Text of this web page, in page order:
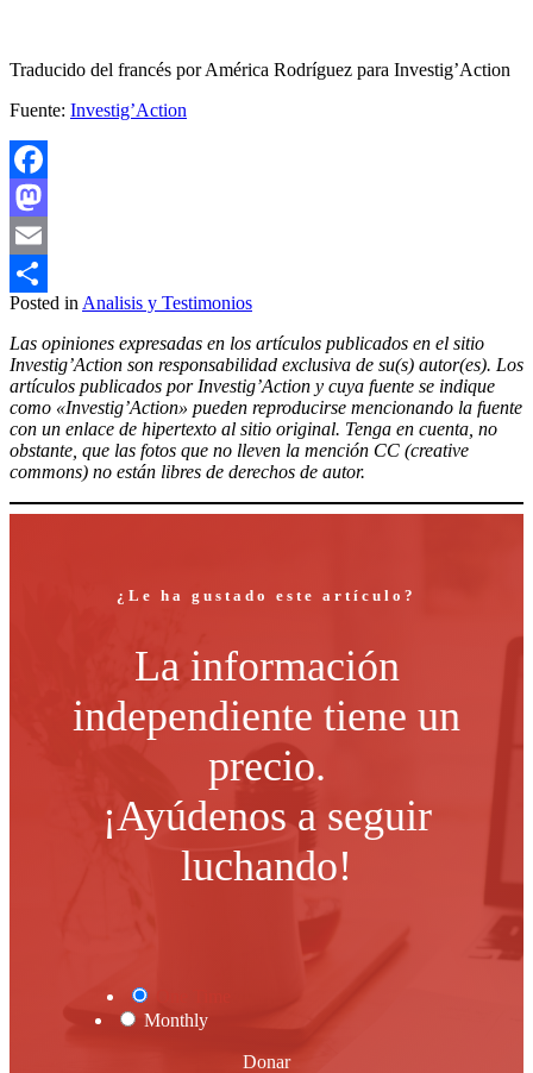
Traducido del francés por América Rodríguez para Investig’Action
Fuente: Investig’Action
Facebook
Mastodon
Email
Compartir
Posted in Analisis y Testimonios
Las opiniones expresadas en los artículos publicados en el sitio
Investig’Action son responsabilidad exclusiva de su(s) autor(es). Los
artículos publicados por Investig’Action y cuya fuente se indique
como «Investig’Action» pueden reproducirse mencionando la fuente
con un enlace de hipertexto al sitio original. Tenga en cuenta, no
obstante, que las fotos que no lleven la mención CC (creative
commons) no están libres de derechos de autor.
¿Le ha gustado este artículo?
La información
independiente tiene un
precio.
¡Ayúdenos a seguir
luchando!
Monthly
Donar